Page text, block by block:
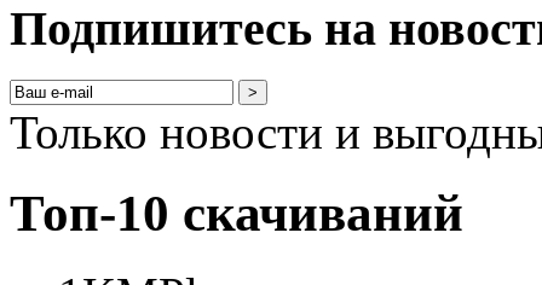
Подпишитесь на
>
Только новости и
Топ-10 скачиваний